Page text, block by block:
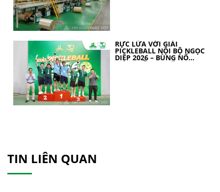
RỰC LỬA VỚI GIẢI
PICKLEBALL NỘI BỘ NGỌC
DIỆP 2026 – BÙNG NỔ
TIN LIÊN QUAN